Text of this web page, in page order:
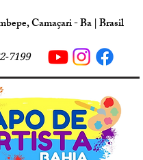
Camaçari - Ba | Brasil
7199